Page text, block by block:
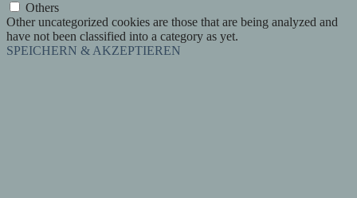
Others
Other uncategorized cookies are those that are being analyzed and
have not been classified into a category as yet.
SPEICHERN & AKZEPTIEREN